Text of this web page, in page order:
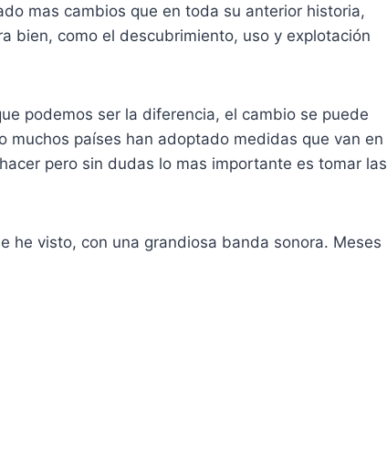
mas cambios que en toda su anterior historia,
bien, como el descubrimiento, uso y explotación
podemos ser la diferencia, el cambio se puede
muchos países han adoptado medidas que van en
pero sin dudas lo mas importante es tomar las
he visto, con una grandiosa banda sonora. Meses